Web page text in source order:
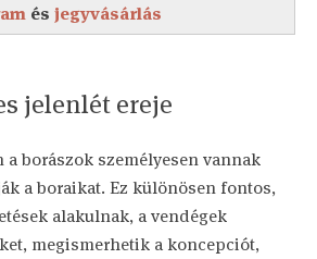
és jegyvásárlás
jelenlét ereje
borászok személyesen vannak
a boraikat. Ez különösen fontos,
alakulnak, a vendégek
megismerhetik a koncepciót,